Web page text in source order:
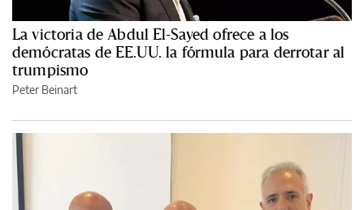
La victoria de Abdul El-Sayed ofrece a los
demócratas de EE.UU. la fórmula para derrotar al
trumpismo
Peter Beinart